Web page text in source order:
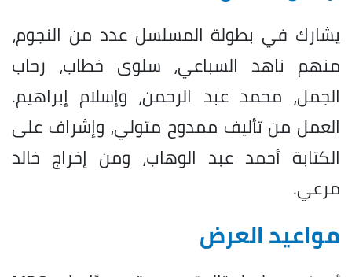
يشارك في بطولة المسلسل عدد من النجوم،
منهم ناهد السباعي، سلوى خطاب، رحاب
الجمل، محمد عبد الرحمن، وإسلام إبراهيم.
العمل من تأليف ممدوح متولي، وإشراف على
الكتابة أحمد عبد الوهاب، ومن إخراج خالد
مرعي.
مواعيد العرض